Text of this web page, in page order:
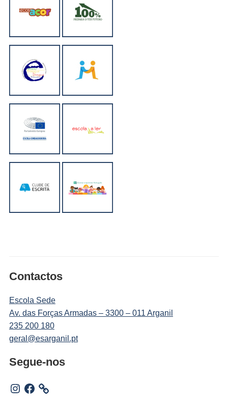
Contactos
Escola Sede
Av. das Forças Armadas – 3300 – 011 Arganil
235 200 180
geral@esarganil.pt
Segue-nos
Instagram
Facebook